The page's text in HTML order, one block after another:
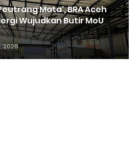
Mata', BRA Aceh
Wujudkan Butir MoU
2026